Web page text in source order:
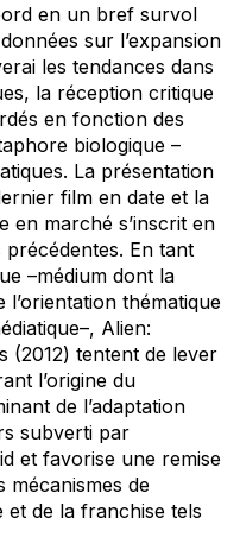
en un bref survol
sur l’expansion
les tendances dans
la réception critique
en fonction des
biologique –
La présentation
film en date et la
en marché s’inscrit en
En tant
–médium dont la
thématique
Alien:
(2012) tentent de lever
l’origine du
de l’adaptation
subverti par
et favorise une remise
mécanismes de
et de la franchise tels